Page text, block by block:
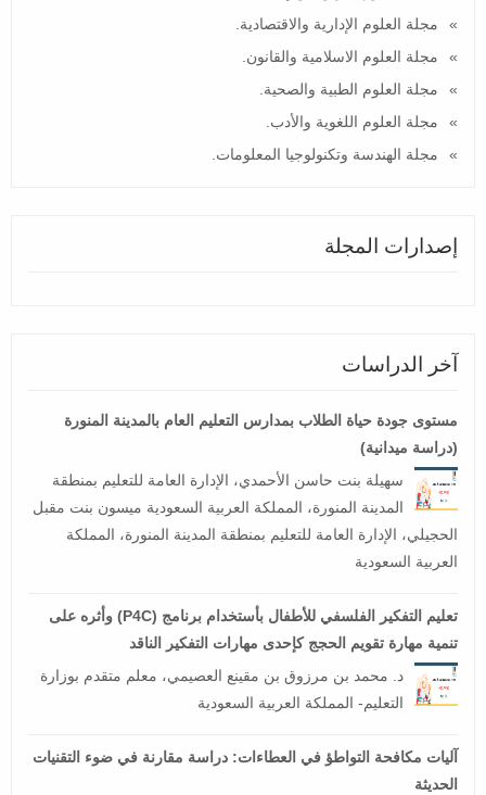
مجلة العلوم الإدارية والاقتصادية.
مجلة العلوم الاسلامية والقانون.
مجلة العلوم الطبية والصحية.
مجلة العلوم اللغوية والأدب.
مجلة الهندسة وتكنولوجيا المعلومات.
إصدارات المجلة
آخر الدراسات
مستوى جودة حياة الطلاب بمدارس التعليم العام بالمدينة المنورة
(دراسة ميدانية)
سهيلة بنت حاسن الأحمدي، الإدارة العامة للتعليم بمنطقة
المدينة المنورة، المملكة العربية السعودية ميسون بنت مقبل
الحجيلي، الإدارة العامة للتعليم بمنطقة المدينة المنورة، المملكة
العربية السعودية
تعليم التفكير الفلسفي للأطفال بأستخدام برنامج (P4C) وأثره على
تنمية مهارة تقويم الحجج كإحدى مهارات التفكير الناقد
د. محمد بن مرزوق بن مقينع العصيمي، معلم متقدم بوزارة
التعليم- المملكة العربية السعودية
آليات مكافحة التواطؤ في العطاءات: دراسة مقارنة في ضوء التقنيات
الحديثة